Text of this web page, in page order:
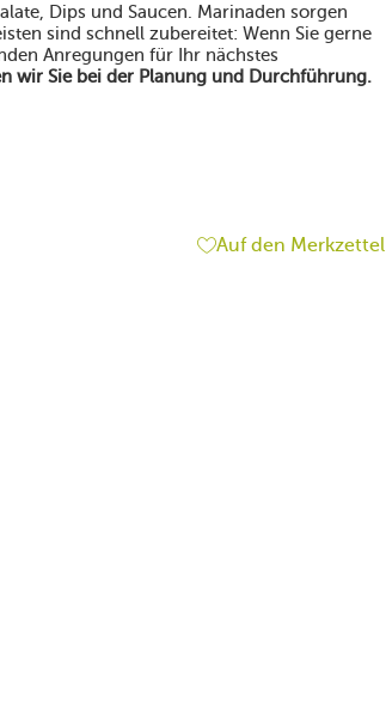
Dips und Saucen. Marinaden sorgen
sind schnell zubereitet: Wenn Sie gerne
Anregungen für Ihr nächstes
wir Sie bei der Planung und Durchführung.
Auf den Merkzettel